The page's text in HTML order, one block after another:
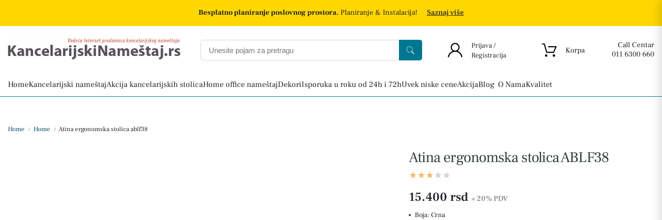
Besplatno planiranje poslovnog prostora.Planiranje & Instalacija! Saznaj više
Prijava /
Registracija
Korpa
Call Centar
011 6300 660
HomeKancelarijski nameštajAkcija kancelarijskih stolicaHome office nameštajDekoriIsporuka u roku od 24h i 72hUvek niske ceneAkcijaBlog O NamaKvalitet
Home / Home / Atina ergonomska stolica ablf38
Atina ergonomska stolica ABLF38
15.400 rsd + 20% PDV
Boja: Crna